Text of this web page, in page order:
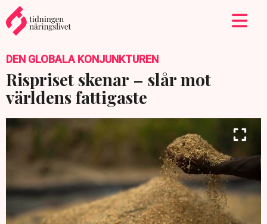
DEN GLOBALA KONJUNKTUREN
Rispriset skenar – slår mot
världens fattigaste